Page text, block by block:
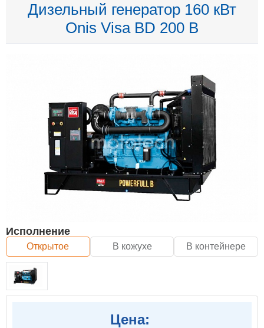
Дизельный генератор 160 кВт
Onis Visa BD 200 B
Исполнение
Открытое В кожухе В контейнере
Цена: